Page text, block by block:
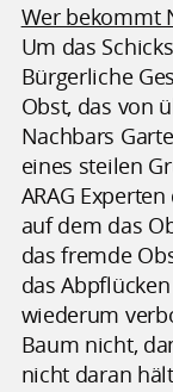
Wer bekommt
Um das
Bürgerliche
Obst, das von
Nachbars
eines steilen
ARAG
auf dem das
das fremde
das
wiederum
Baum nicht,
nicht daran